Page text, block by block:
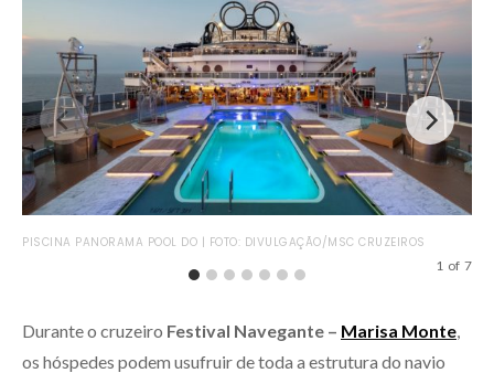
PISCINA PANORAMA POOL DO | FOTO: DIVULGAÇÃO/MSC CRUZEIROS
1 of 7
Durante o cruzeiro Festival Navegante – Marisa Monte
os hóspedes podem usufruir de toda a estrutura do navio